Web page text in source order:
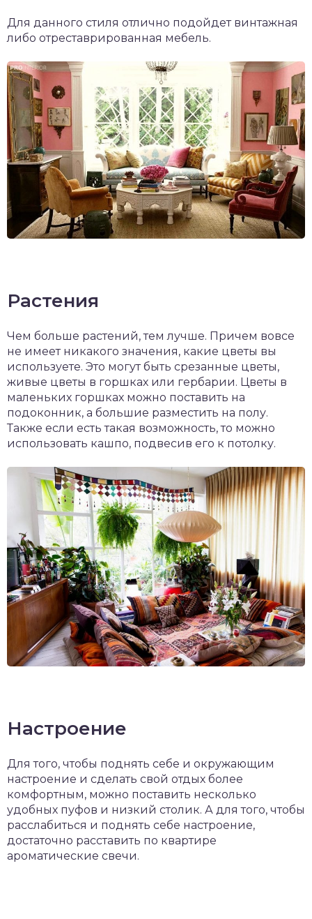
Для данного стиля отлично подойдет винтажная
либо отреставрированная мебель.
Растения
Чем больше растений, тем лучше. Причем вовсе
не имеет никакого значения, какие цветы вы
используете. Это могут быть срезанные цветы,
живые цветы в горшках или гербарии. Цветы в
маленьких горшках можно поставить на
подоконник, а большие разместить на полу.
Также если есть такая возможность, то можно
использовать кашпо, подвесив его к потолку.
Настроение
Для того, чтобы поднять себе и окружающим
настроение и сделать свой отдых более
комфортным, можно поставить несколько
удобных пуфов и низкий столик. А для того, чтобы
расслабиться и поднять себе настроение,
достаточно расставить по квартире
ароматические свечи.